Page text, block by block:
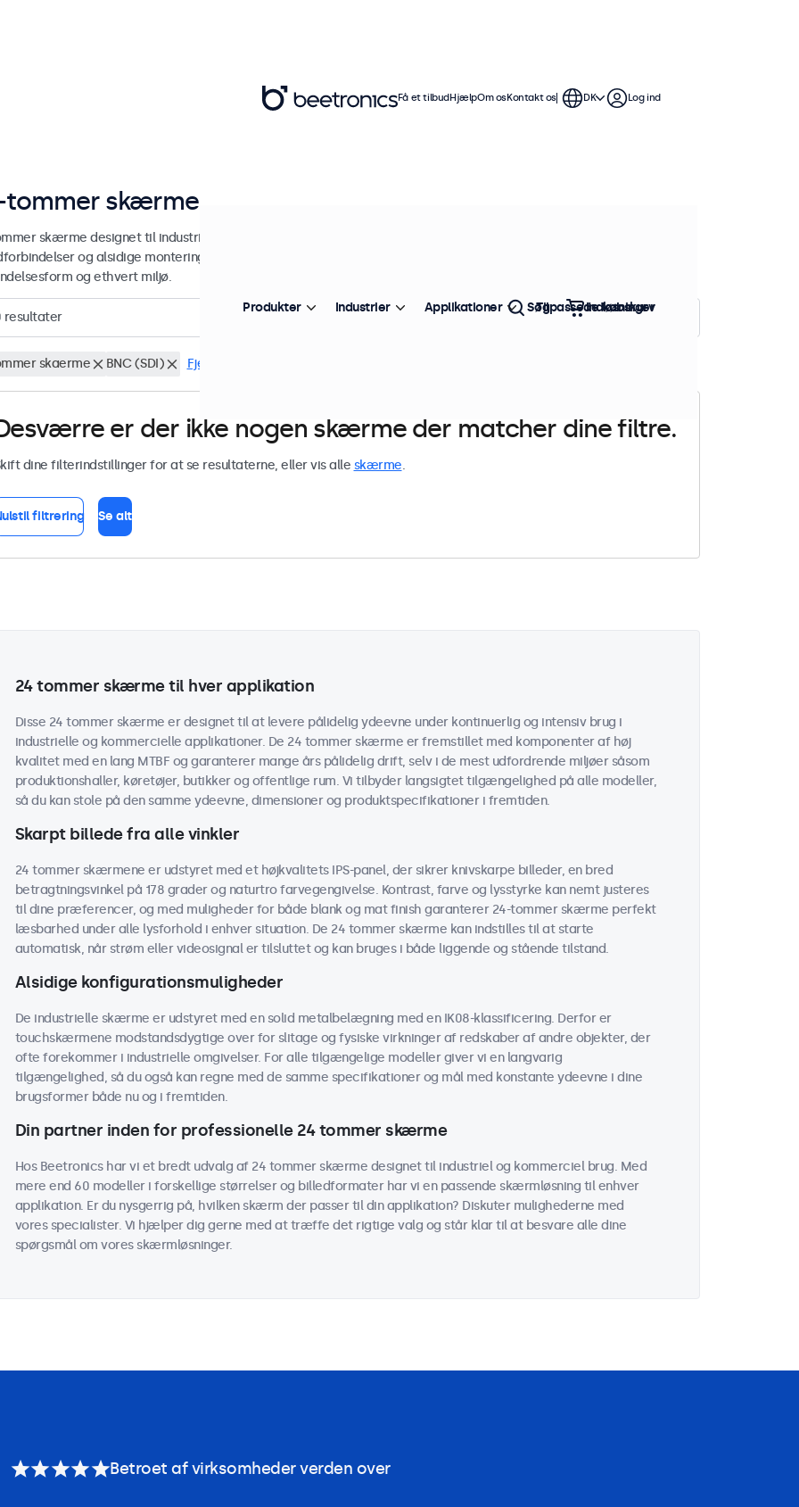
tommer skærme
skærme designet til industriel og kommerciel brug. Vores 24-tommer skærme tilbyder flere
og alsidige monteringsmuligheder, hvilket gør dem nemme at integrere i enhver
og ethvert miljø.
resultater Sorter efter: Popularitet
skaerme BNC (SDI) Fjern alt
er der ikke nogen skærme der matcher dine filtre.
dine filterindstillinger for at se resultaterne, eller vis alle skærme.
filtrering Se alt
24 tommer skærme til hver applikation
Disse 24 tommer skærme er designet til at levere pålidelig ydeevne under kontinuerlig og intensiv brug i
industrielle og kommercielle applikationer. De 24 tommer skærme er fremstillet med komponenter af høj
kvalitet med en lang MTBF og garanterer mange års pålidelig drift, selv i de mest udfordrende miljøer såsom
produktionshaller, køretøjer, butikker og offentlige rum. Vi tilbyder langsigtet tilgængelighed på alle modeller,
så du kan stole på den samme ydeevne, dimensioner og produktspecifikationer i fremtiden.
Skarpt billede fra alle vinkler
24 tommer skærmene er udstyret med et højkvalitets IPS-panel, der sikrer knivskarpe billeder, en bred
betragtningsvinkel på 178 grader og naturtro farvegengivelse. Kontrast, farve og lysstyrke kan nemt justeres
til dine præferencer, og med muligheder for både blank og mat finish garanterer 24-tommer skærme perfekt
læsbarhed under alle lysforhold i enhver situation. De 24 tommer skærme kan indstilles til at starte
automatisk, når strøm eller videosignal er tilsluttet og kan bruges i både liggende og stående tilstand.
Alsidige konfigurationsmuligheder
De industrielle skærme er udstyret med en solid metalbelægning med en IK08-klassificering. Derfor er
touchskærmene modstandsdygtige over for slitage og fysiske virkninger af redskaber af andre objekter, der
ofte forekommer i industrielle omgivelser. For alle tilgængelige modeller giver vi en langvarig
tilgængelighed, så du også kan regne med de samme specifikationer og mål med konstante ydeevne i dine
brugsformer både nu og i fremtiden.
Din partner inden for professionelle 24 tommer skærme
Hos Beetronics har vi et bredt udvalg af 24 tommer skærme designet til industriel og kommerciel brug. Med
mere end 60 modeller i forskellige størrelser og billedformater har vi en passende skærmløsning til enhver
applikation. Er du nysgerrig på, hvilken skærm der passer til din applikation? Diskuter mulighederne med
vores specialister. Vi hjælper dig gerne med at træffe det rigtige valg og står klar til at besvare alle dine
spørgsmål om vores skærmløsninger.
Få et tilbudHjælpOm osKontakt os DK Log ind
Produkter Industrier Applikationer Tilpassede løsninger
Søg Indkøbskurv
Betroet af virksomheder verden over